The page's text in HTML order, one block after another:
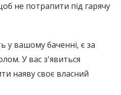
не потрапити під гарячу
у вашому баченні, є за
У вас з'явиться
наяву своє власний